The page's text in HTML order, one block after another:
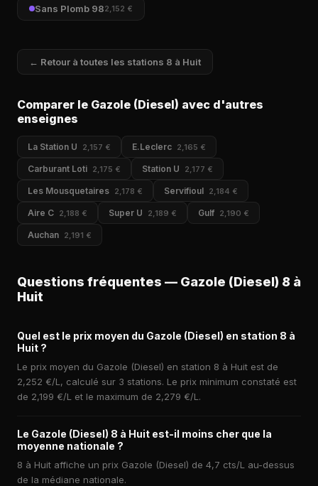
Sans Plomb 982,152 €
← Retour à toutes les stations 8 à Huit
Comparer le Gazole (Diesel) avec d'autres
enseignes
La Station U 2,157 € E.Leclerc 2,165 €
Carburant Loti 2,175 € Station U 2,177 €
Les Mousquetaires 2,178 € Servifioul 2,184 €
Aire C 2,188 € Super U 2,189 € Gulf 2,190 €
Auchan 2,191 €
Questions fréquentes — Gazole (Diesel) 8 à
Huit
Quel est le prix moyen du Gazole (Diesel) en station 8 à
Huit ?
Le prix moyen du Gazole (Diesel) en station 8 à Huit est de
2,252 €/L, calculé sur 3 stations. Le prix minimum constaté est
de 2,199 €/L et le maximum de 2,279 €/L.
Le Gazole (Diesel) 8 à Huit est-il moins cher que la
moyenne nationale ?
8 à Huit affiche un prix Gazole (Diesel) de 4,7 cts/L au-dessus
de la médiane nationale.